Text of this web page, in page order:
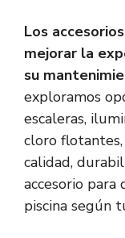
Los
mejorar la
su
exploramos
escaleras,
cloro
calidad,
accesorio
piscina según